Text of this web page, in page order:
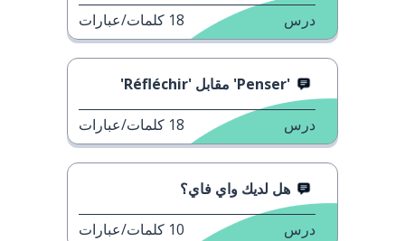
درس 18 كلمات/عبارات
'Penser' مقابل 'Réfléchir'
درس 18 كلمات/عبارات
هل لديك واي فاي؟
درس 10 كلمات/عبارات